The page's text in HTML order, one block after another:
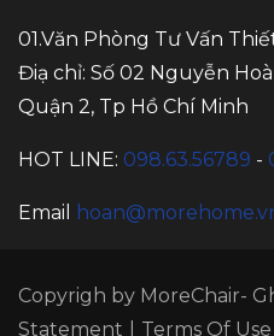
01.Văn Phòng Tư Vấn
Điạ chỉ: Số 02 Nguyễn
Quận 2, Tp Hồ Chí Minh
HOT LINE: 098.63.56789 -
Email
Copyrigh by MoreChair-
Statement
Terms Of Use